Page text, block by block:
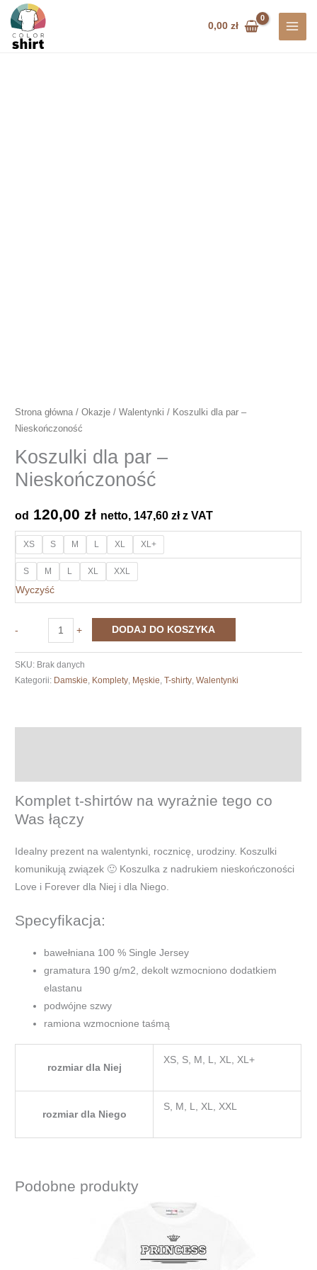
Przejdź
treści
0,00zł
Strona główna /Okazje /Walentynki / Koszulki dla par –
Nieskończoność
Koszulki dla par –
Nieskończoność
od 120,00zł netto, 147,60złz VAT
XS S M L XL XL+
S M L XL XXL
Wyczyść
-
Koszulki
dla
par
+ DODAJ DO KOSZYKA
SKU: Brak danych
Kategorii: Damskie, Komplety, Męskie,T-shirty,Walentynki
Komplet t-shirtów na wyrażnie tego co
Was łączy
Idealny prezent na walentynki, rocznicę, urodziny. Koszulki
komunikują związek 🙂 Koszulka z nadrukiem nieskończoności
Love i Forever dla Niej i dla Niego.
Specyfikacja:
bawełniana 100 % Single Jersey
gramatura 190 g/m2, dekolt wzmocniono dodatkiem
elastanu
podwójne szwy
ramiona wzmocnione taśmą
rozmiar dla Niej
XS, S, M, L, XL, XL+
rozmiar dla Niego
S, M, L, XL, XXL
Podobne produkty